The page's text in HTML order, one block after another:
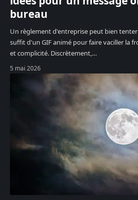
bureau
Un règlement d'entreprise peut bien
suffit d'un GIF animé pour faire vaciller la
et complicité. Discrètement,…
5 mai 2026